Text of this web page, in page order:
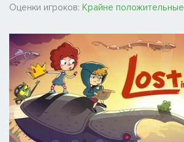
Оценки игроков: Крайне положительные